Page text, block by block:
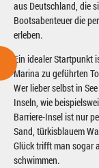
aus Deutschland, die
Bootsabenteuer die
erleben.
Ein idealer Startpunkt
Marina zu geführten
Wer lieber selbst in
Inseln, wie
Barriere-Insel ist nur
Sand, türkisblauem
Glück trifft man sogar
schwimmen.